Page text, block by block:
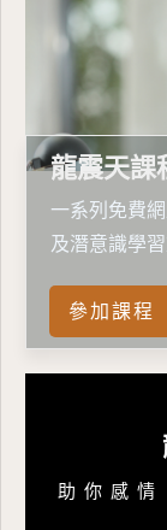
龍震天課
一系列免費
及潛意識學
參加課程
助你感